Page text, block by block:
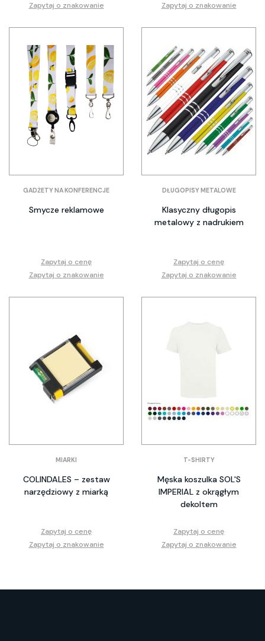
Zapytaj o znakowanie
Zapytaj o znakowanie
GADŻETY NA KONFERENCJE
Smycze reklamowe
Zapytaj o cenę
Zapytaj o znakowanie
DŁUGOPISY METALOWE
Klasyczny długopis
metalowy z nadrukiem
Zapytaj o cenę
Zapytaj o znakowanie
MIARKI
COLINDALES – zestaw
narzędziowy z miarką
Zapytaj o cenę
Zapytaj o znakowanie
T-SHIRTY
Męska koszulka SOL'S
IMPERIAL z okrągłym
dekoltem
Zapytaj o cenę
Zapytaj o znakowanie